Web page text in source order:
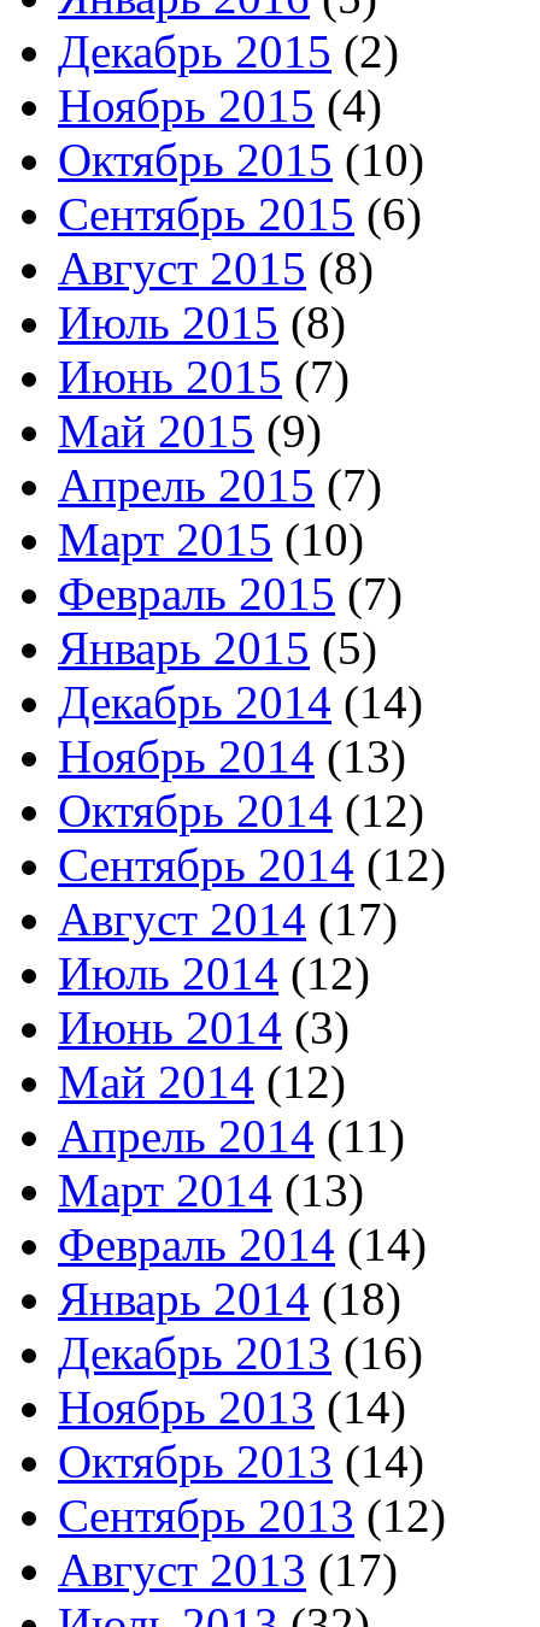
Декабрь 2015 (2)
Ноябрь 2015 (4)
Октябрь 2015 (10)
Сентябрь 2015 (6)
Август 2015 (8)
Июль 2015 (8)
Июнь 2015 (7)
Май 2015 (9)
Апрель 2015 (7)
Март 2015 (10)
Февраль 2015 (7)
Январь 2015 (5)
Декабрь 2014 (14)
Ноябрь 2014 (13)
Октябрь 2014 (12)
Сентябрь 2014 (12)
Август 2014 (17)
Июль 2014 (12)
Июнь 2014 (3)
Май 2014 (12)
Апрель 2014 (11)
Март 2014 (13)
Февраль 2014 (14)
Январь 2014 (18)
Декабрь 2013 (16)
Ноябрь 2013 (14)
Октябрь 2013 (14)
Сентябрь 2013 (12)
Август 2013 (17)